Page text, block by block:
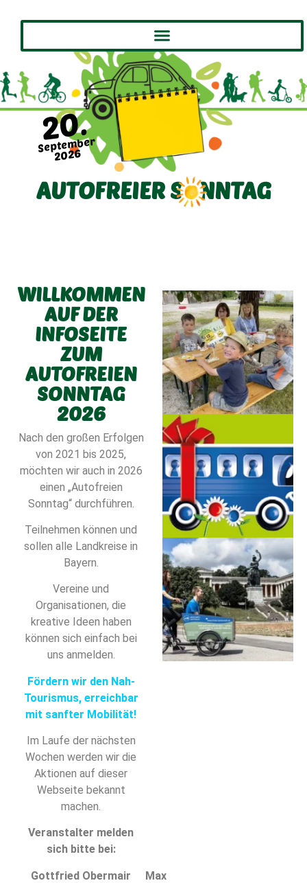
20.
September
2026
AUTOFREIER SONNTAG
WILLKOMMEN
AUF DER
INFOSEITE
ZUM
AUTOFREIEN
SONNTAG
2026
Nach den großen Erfolgen
von 2021 bis 2025,
möchten wir auch in 2026
einen „Autofreien
Sonntag“ durchführen.
Teilnehmen können und
sollen alle Landkreise in
Bayern.
Vereine und
Organisationen, die
kreative Ideen haben
können sich einfach bei
uns anmelden.
Fördern wir den Nah-
Tourismus, erreichbar
mit sanfter Mobilität!
Im Laufe der nächsten
Wochen werden wir die
Aktionen auf dieser
Webseite bekannt
machen.
Veranstalter melden
sich bitte bei:
Gottfried Obermair
Max